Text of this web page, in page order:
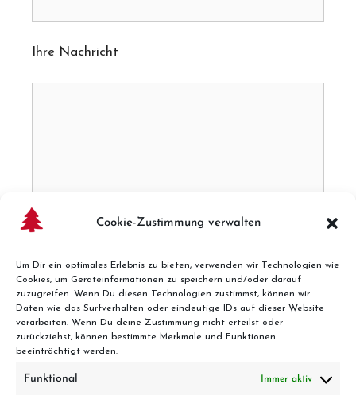
Cookie-Zustimmung verwalten
Um Dir ein optimales Erlebnis zu bieten, verwenden wir Technologien wie
Cookies, um Geräteinformationen zu speichern und/oder darauf
zuzugreifen. Wenn Du diesen Technologien zustimmst, können wir
Daten wie das Surfverhalten oder eindeutige IDs auf dieser Website
verarbeiten. Wenn Du deine Zustimmung nicht erteilst oder
zurückziehst, können bestimmte Merkmale und Funktionen
beeinträchtigt werden.
Funktional Immer aktiv
Ihre Nachricht
Hier finden Sie unsere
Datenschutzbestimmungen
Ich habe die Datenschutzbestimmungen